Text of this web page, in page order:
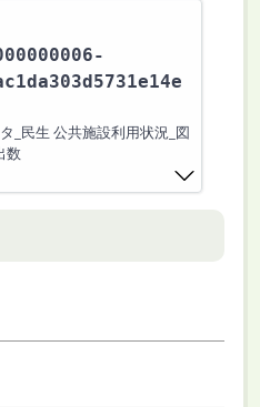
_民生 公共施設利用状況_図
数